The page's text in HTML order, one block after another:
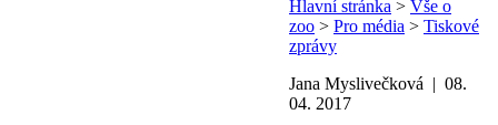
Hlavní stránka > Vše o
zoo > Pro média > Tiskové
zprávy
Jana Myslivečková | 08.
04. 2017